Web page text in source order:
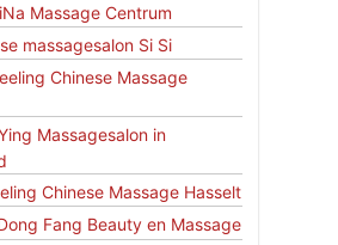
Massage Centrum
massagesalon Si Si
Chinese Massage
Massagesalon in
Chinese Massage Hasselt
Fang Beauty en Massage